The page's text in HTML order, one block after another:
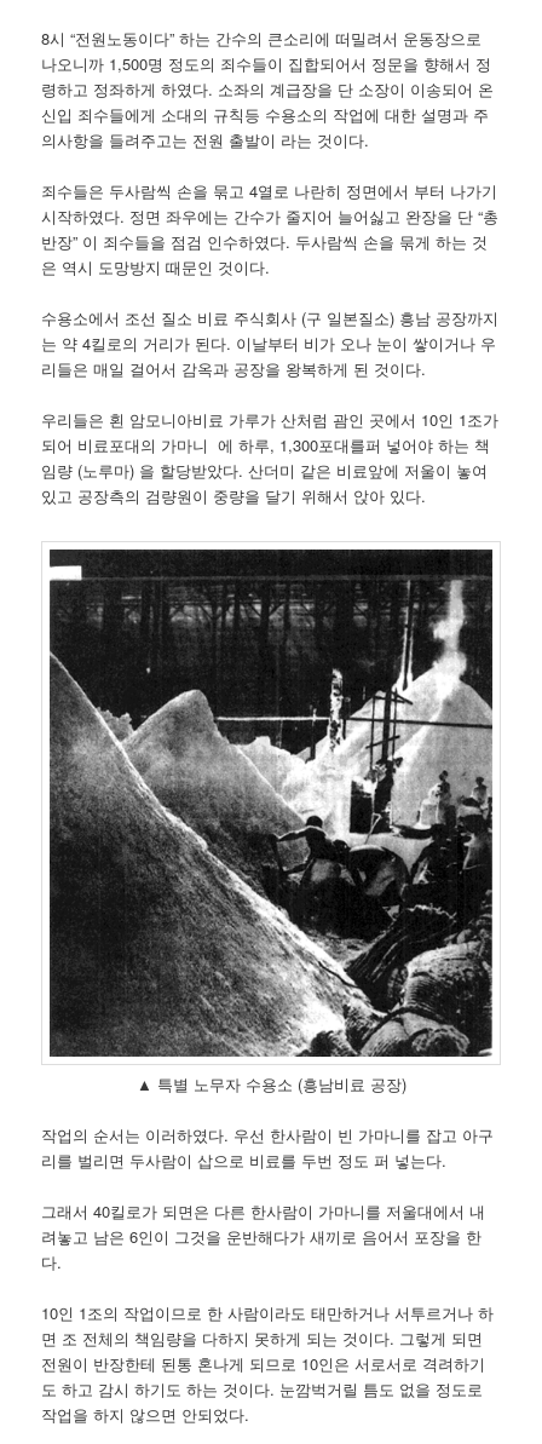
8시 “전원노동이다” 하는 간수의 큰소리에 떠밀려서 운동장으로
나오니까 1,500명 정도의 죄수들이 집합되어서 정문을 향해서 정
령하고 정좌하게 하였다. 소좌의 계급장을 단 소장이 이송되어 온
신입 죄수들에게 소대의 규칙등 수용소의 작업에 대한 설명과 주
의사항을 들려주고는 전원 출발이 라는 것이다.
죄수들은 두사람씩 손을 묶고 4열로 나란히 정면에서 부터 나가기
시작하였다. 정면 좌우에는 간수가 줄지어 늘어싫고 완장을 단 “총
반장” 이 죄수들을 점검 인수하였다. 두사람씩 손을 묶게 하는 것
은 역시 도망방지 때문인 것이다.
수용소에서 조선 질소 비료 주식회사 (구 일본질소) 흥남 공장까지
는 약 4킬로의 거리가 된다. 이날부터 비가 오나 눈이 쌓이거나 우
리들은 매일 걸어서 감옥과 공장을 왕복하게 된 것이다.
우리들은 횐 암모니아비료 가루가 산처럼 괌인 곳에서 10인 1조가
되어 비료포대의 가마니 에 하루, 1,300포대를퍼 넣어야 하는 책
임량 (노루마) 을 할당받았다. 산더미 같은 비료앞에 저울이 놓여
있고 공장측의 검량원이 중량을 달기 위해서 앉아 있다.
▲ 특별 노무자 수용소 (흥남비료 공장)
작업의 순서는 이러하였다. 우선 한사람이 빈 가마니를 잡고 아구
리를 벌리면 두사람이 삽으로 비료를 두번 정도 퍼 넣는다.
그래서 40킬로가 되면은 다른 한사람이 가마니를 저울대에서 내
려놓고 남은 6인이 그것을 운반해다가 새끼로 음어서 포장을 한
다.
10인 1조의 작업이므로 한 사람이라도 태만하거나 서투르거나 하
면 조 전체의 책임량을 다하지 못하게 되는 것이다. 그렇게 되면
전원이 반장한테 된통 혼나게 되므로 10인은 서로서로 격려하기
도 하고 감시 하기도 하는 것이다. 눈깜벅거릴 틈도 없을 정도로
작업을 하지 않으면 안되었다.